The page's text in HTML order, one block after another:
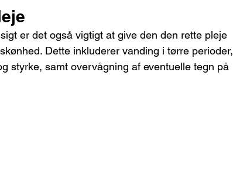
er det også vigtigt at give den den rette pleje
Dette inkluderer vanding i tørre perioder,
styrke, samt overvågning af eventuelle tegn på